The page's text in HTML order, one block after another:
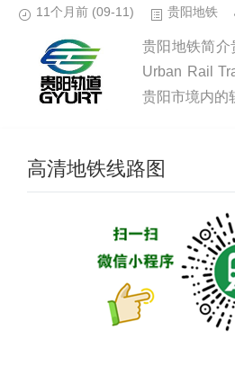
11个月前 (09-11) 贵阳地铁
贵阳地铁简介
Urban Rail
贵阳市境内的
高清地铁线路图